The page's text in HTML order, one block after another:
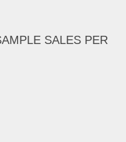
SALES PER